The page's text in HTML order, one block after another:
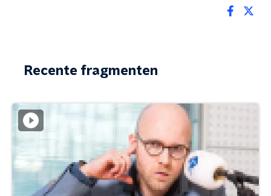
Recente fragmenten